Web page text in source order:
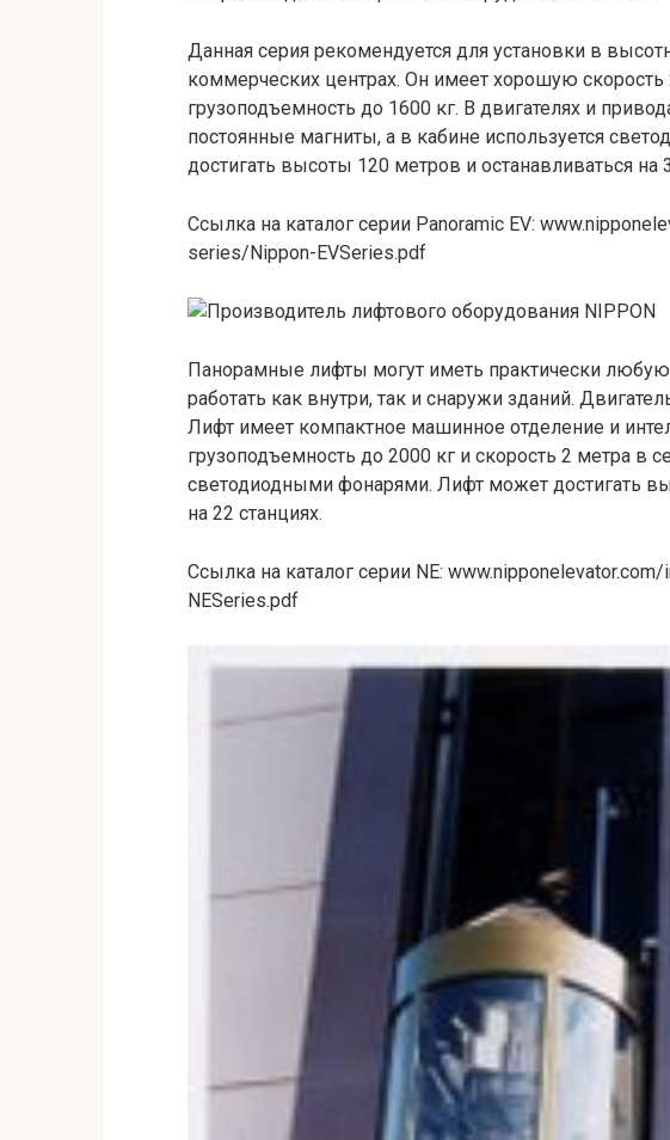
Данная серия рекомендуется для установки в
коммерческих центрах. Он имеет хорошую скорость
грузоподъемность до 1600 кг. В двигателях и
постоянные магниты, а в кабине используется
достигать высоты 120 метров и останавливаться на
Ссылка на каталог серии Panoramic EV:
series/Nippon-EVSeries.pdf
Панорамные лифты могут иметь практически
работать как внутри, так и снаружи зданий.
Лифт имеет компактное машинное отделение и
грузоподъемность до 2000 кг и скорость 2 метра в
светодиодными фонарями. Лифт может достигать
на 22 станциях.
Ссылка на каталог серии NE:
NESeries.pdf